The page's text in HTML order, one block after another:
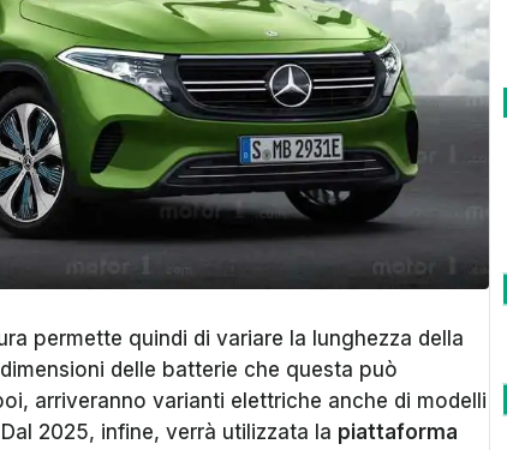
permette quindi di variare la lunghezza della
delle batterie che questa può
arriveranno varianti elettriche anche di modelli
2025, infine, verrà utilizzata la piattaforma